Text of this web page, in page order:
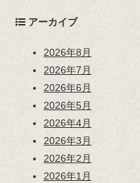
アーカイブ
2026年8月
2026年7月
2026年6月
2026年5月
2026年4月
2026年3月
2026年2月
2026年1月